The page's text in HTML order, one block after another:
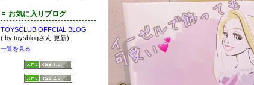
お気に入りブログ
TOYSCLUB OFFCIAL BLOG
( by toysblogさん 更新)
一覧を見る